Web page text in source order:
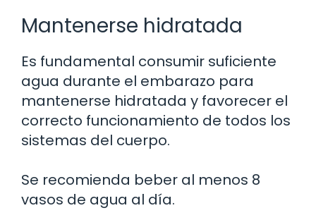
Mantenerse hidratada
Es fundamental consumir suficiente
agua durante el embarazo para
mantenerse hidratada y favorecer el
correcto funcionamiento de todos los
sistemas del cuerpo.
Se recomienda beber al menos 8
vasos de agua al día.